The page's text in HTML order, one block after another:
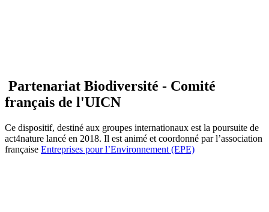
Partenariat Biodiversité - Comité
français de l'UICN
Ce dispositif, destiné aux groupes internationaux est la poursuite de
act4nature lancé en 2018. Il est animé et coordonné par l’association
française Entreprises pour l’Environnement (EPE)